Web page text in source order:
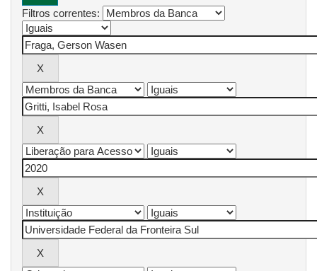
Filtros correntes: